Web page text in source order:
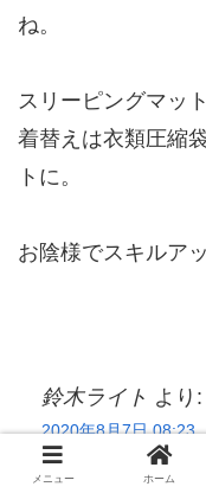
ね。
スリーピングマッ
着替えは衣類圧縮
トに。
お陰様でスキルア
鈴木ライト より:
2020年8月7日 08:23
しっちぃ さん、
メニュー ホーム